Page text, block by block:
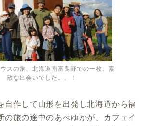
スの旅、北海道南富良野での一枚。素
敵な出会いでした。。！
自作して山形を出発し北海道から福
の旅の途中のあべゆかが、カフェイ